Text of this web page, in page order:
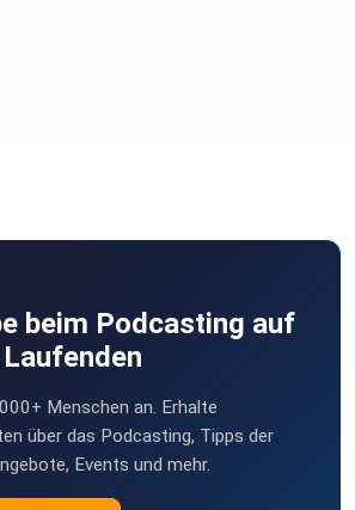
beim Podcasting auf
Menschen an. Erhalte
über das Podcasting, Tipps der
Events und mehr.